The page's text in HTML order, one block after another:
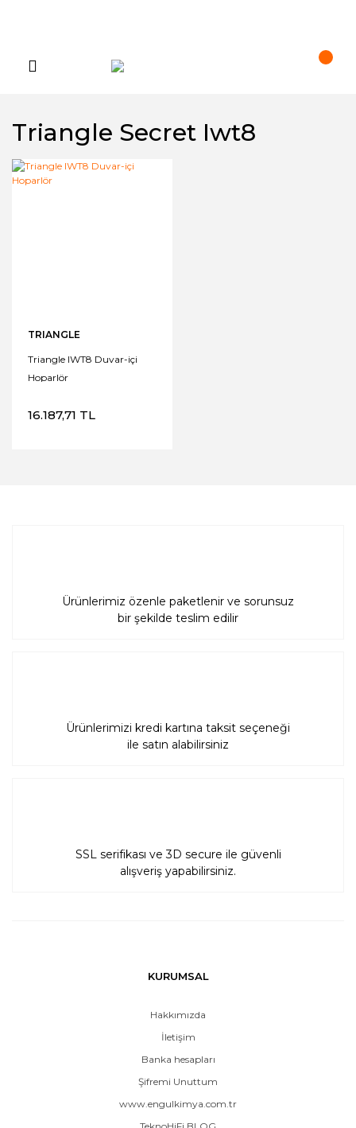
Triangle Secret Iwt8
TRIANGLE
Triangle IWT8 Duvar-içi
Hoparlör
16.187,71 TL
Ürünlerimiz özenle paketlenir ve sorunsuz
bir şekilde teslim edilir
Ürünlerimizi kredi kartına taksit seçeneği
ile satın alabilirsiniz
SSL serifikası ve 3D secure ile güvenli
alışveriş yapabilirsiniz.
KURUMSAL
Hakkımızda
İletişim
Banka hesapları
Şifremi Unuttum
www.engulkimya.com.tr
TeknoHiFi BLOG